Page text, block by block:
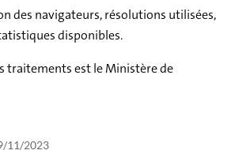
des navigateurs, résolutions utilisées,
disponibles.
traitements est le Ministère de
11/2023